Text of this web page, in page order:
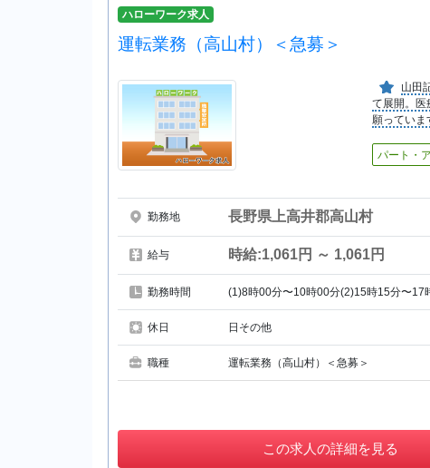
ハローワーク求人
運転業務（高山村）＜急募＞
山田
て展開。医
願っていま
パート・
勤務地 長野県上高井郡高山村
給与 時給:1,061円 ～ 1,061円
勤務時間 (1)8時00分〜10時00分(2)15時15分〜17
休日 日その他
職種 運転業務（高山村）＜急募＞
この求人の詳細を見る